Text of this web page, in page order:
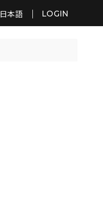
日本語 LOGIN